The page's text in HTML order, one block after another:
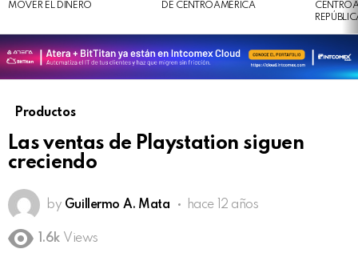
MOVER EL DINERO
DE CENTROAMÉRICA
Productos
Las ventas de Playstation siguen
creciendo
by Guillermo A. Mata hace 12 años
1.6k Views